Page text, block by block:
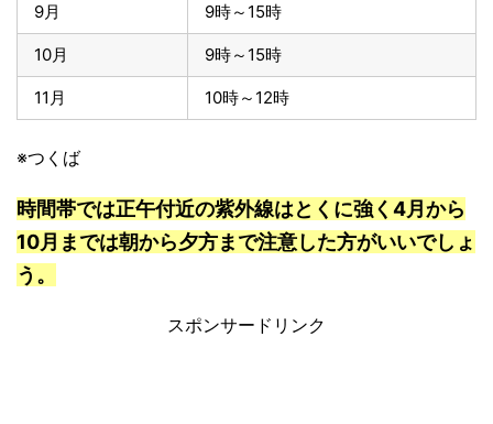
9月 9時～15時
10月 9時～15時
11月 10時～12時
※つくば
時間帯では正午付近の紫外線はとくに強く4月から
10月までは朝から夕方まで注意した方がいいでしょ
う。
スポンサードリンク